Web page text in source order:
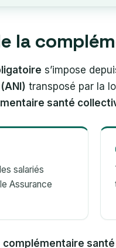
la
s’impose
transposé par la
santé
salariés
Assurance
complémentaire